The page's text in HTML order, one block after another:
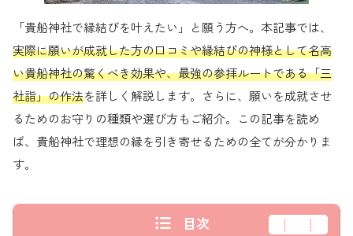
「貴船神社で縁結びを叶えたい」と願う方へ。本記事では、
実際に願いが成就した方の口コミや縁結びの神様として名高
い貴船神社の驚くべき効果や、最強の参拝ルートである「三
社詣」の作法を詳しく解説します。さらに、願いを成就させ
るためのお守りの種類や選び方もご紹介。この記事を読め
ば、貴船神社で理想の縁を引き寄せるための全てが分かりま
す。
目次 閉じる
[ hide]